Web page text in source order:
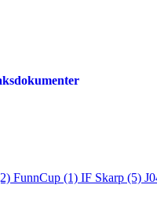
FunnCup (1) IF Skarp (5)